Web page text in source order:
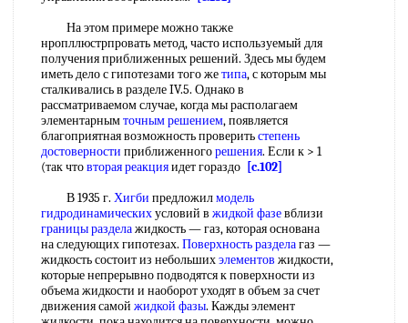
На этом примере можно также
нропллюстрпровать метод, часто используемый для
получения приближенных решений. Здесь мы будем
иметь дело с гипотезами того жетипа, с которым мы
сталкивались в разделе IV.5. Однако в
рассматриваемом случае, когда мы располагаем
элементарнымточным решением, появляется
благоприятная возможность проверитьстепень
достоверности приближенногорешения. Если к > 1
(так чтовторая реакцияидет гораздо [c.102]
В 1935 г. Хигби предложилмодель
гидродинамическихусловий в жидкой фазевблизи
границы разделажидкость — газ, которая основана
на следующих гипотезах. Поверхность разделагаз —
жидкость состоит из небольшихэлементов жидкости,
которые непрерывно подводятся к поверхности из
объема жидкости и наоборот уходят в объем за счет
движения самой жидкой фазы. Кажды элемент